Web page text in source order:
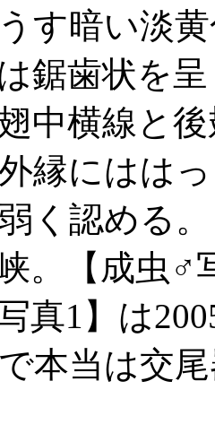
す暗い淡
鋸歯状を
中横線と
縁にはは
く認める
。【成虫
真1】は
で本当は交